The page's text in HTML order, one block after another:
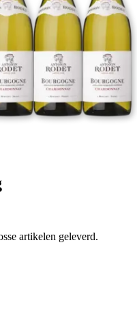
artikelen geleverd.